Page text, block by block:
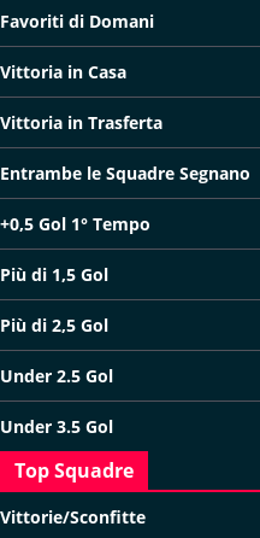
Favoriti di Domani
Vittoria in Casa
Vittoria in Trasferta
Entrambe le Squadre Segnano
+0,5 Gol 1° Tempo
Più di 1,5 Gol
Più di 2,5 Gol
Under 2.5 Gol
Under 3.5 Gol
Top Squadre
Vittorie/Sconfitte